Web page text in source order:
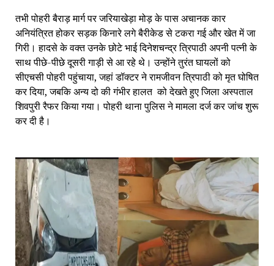
तभी पोहरी बैराड़ मार्ग पर जरियाखेड़ा मोड़ के पास अचानक कार
अनियंत्रित होकर सड़क किनारे लगे बैरीकेड से टकरा गई और खेत में जा
गिरी। हादसे के वक्त उनके छोटे भाई दिनेशचन्द्र त्रिपाठी अपनी पत्नी के
साथ पीछे-पीछे दूसरी गाड़ी से आ रहे थे। उन्होंने तुरंत घायलों को
सीएचसी पोहरी पहुंचाया, जहां डॉक्टर ने रामजीवन त्रिपाठी को मृत घोषित
कर दिया, जबकि अन्य दो की गंभीर हालत को देखते हुए जिला अस्पताल
शिवपुरी रैफर किया गया। पोहरी थाना पुलिस ने मामला दर्ज कर जांच शुरू
कर दी है।